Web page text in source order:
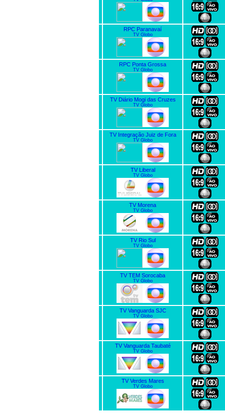
RPC Paranavaí
TV Globo
RPC Ponta Grossa
TV Globo
TV Diário Mogi das Cruzes
TV Globo
TV Integração Juiz de Fora
TV Globo
TV Liberal
TV Globo
TV Morena
TV Globo
TV Rio Sul
TV Globo
TV TEM Sorocaba
TV Globo
TV Vanguarda SJC
TV Globo
TV Vanguarda Taubaté
TV Globo
TV Verdes Mares
TV Globo